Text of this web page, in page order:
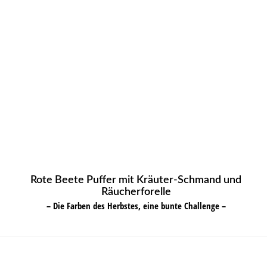
Rote Beete Puffer mit Kräuter-Schmand und
Räucherforelle
– Die Farben des Herbstes, eine bunte Challenge –